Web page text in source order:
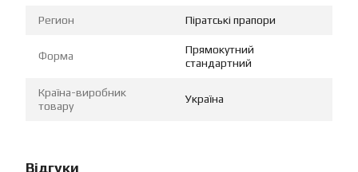
Регион Піратські прапори
Форма
Прямокутний
стандартний
Країна-виробник
товару
Україна
Відгуки